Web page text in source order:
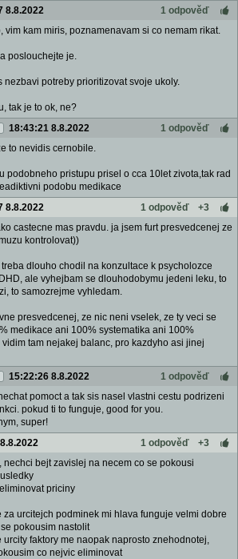
8.8.2022
1 odpověď
vim kam miris, poznamenavam si co nemam rikat.
poslouchejte je.
nezbavi potreby prioritizovat svoje ukoly.
tak je to ok, ne?
18:43:21 8.8.2022
1 odpověď
to nevidis cernobile.
podobneho pristupu prisel o cca 10let zivota,tak rad
podobu medikace
8.8.2022 1 odpověď
+3
castecne mas pravdu. ja jsem furt presvedcenej ze
kontrolovat))
dlouho chodil na konzultace k psycholozce
ale vyhejbam se dlouhodobymu jedeni leku, to
to samozrejme vyhledam.
presvedcenej, ze nic neni vselek, ze ty veci se
medikace ani 100% systematika ani 100%
vidim tam nejakej balanc, pro kazdyho asi jinej
15:22:26 8.8.2022
1 odpověď
pomoct a tak sis nasel vlastni cestu podrizeni
pokud ti to funguje, good for you.
super!
1 odpověď
+3
nechci bejt zavislej na necem co se pokousi
priciny
za urcitejch podminek mi hlava funguje velmi dobre
pokousim nastolit
urcity faktory me naopak naprosto znehodnotej,
co nejvic eliminovat